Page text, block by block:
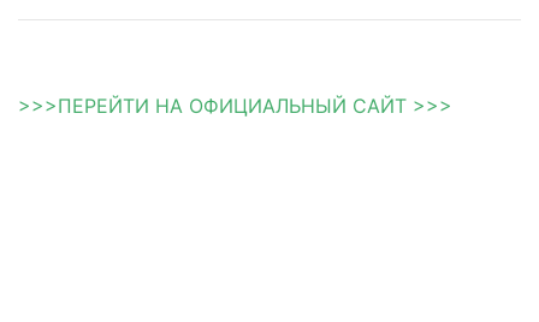
>>>ПЕРЕЙТИ НА ОФИЦИАЛЬНЫЙ САЙТ >>>